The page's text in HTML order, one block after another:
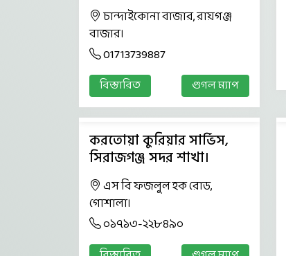
চান্দাইকোনা বাজার, রায়গঞ্জ
বাজার।
01713739887
বিস্তারিত গুগল ম্যাপ
করতোয়া কুরিয়ার সার্ভিস,
সিরাজগঞ্জ সদর শাখা।
এস বি ফজলুল হক রোড,
গোশালা।
০১৭১৩-২২৮৪৯০